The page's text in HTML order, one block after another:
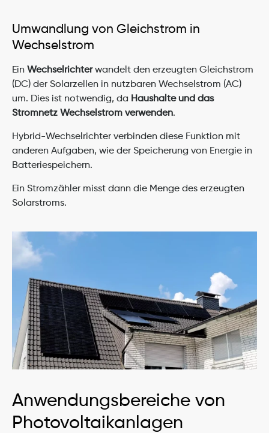
Umwandlung von Gleichstrom in
Wechselstrom
Ein Wechselrichter wandelt den erzeugten Gleichstrom
(DC) der Solarzellen in nutzbaren Wechselstrom (AC)
um. Dies ist notwendig, da Haushalte und das
Stromnetz Wechselstrom verwenden.
Hybrid-Wechselrichter verbinden diese Funktion mit
anderen Aufgaben, wie der Speicherung von Energie in
Batteriespeichern.
Ein Stromzähler misst dann die Menge des erzeugten
Solarstroms.
Anwendungsbereiche von
Photovoltaikanlagen